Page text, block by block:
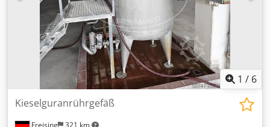
1 / 6
Freising 321 km
Kieselguranrührgefäß